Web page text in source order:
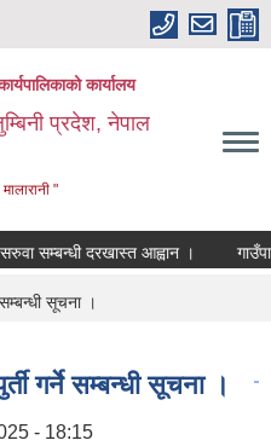
कार्यालय
प्रदेश, नेपाल
"
सम्बन्धी दरखास्त आह्वान ।
सम्बन्धी सूचना ।
गर्ने सम्बन्धी सूचना ।
- 18:15